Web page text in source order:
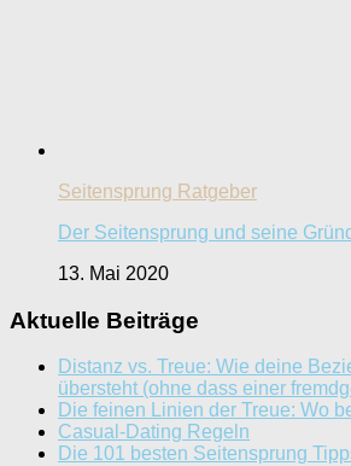
Seitensprung Ratgeber
Der Seitensprung und seine
13. Mai 2020
Aktuelle Beiträge
Distanz vs. Treue: Wie deine
übersteht (ohne dass einer
Die feinen Linien der Treue: Wo
Casual-Dating Regeln
Die 101 besten Seitensprung